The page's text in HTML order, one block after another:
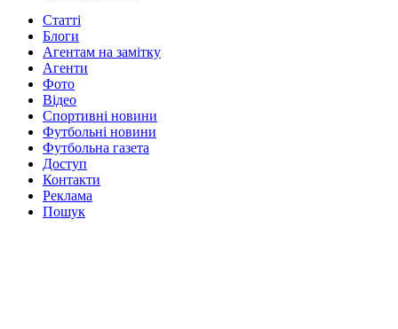
Статті
Блоги
Агентам на замітку
Агенти
Фото
Відео
Спортивні новини
Футбольні новини
Футбольна газета
Доступ
Контакти
Реклама
Пошук